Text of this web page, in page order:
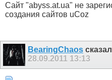
Сайт "abyss.at.ua" не
создания сайтов uCoz
BearingChaos
28.09.2011 13:13